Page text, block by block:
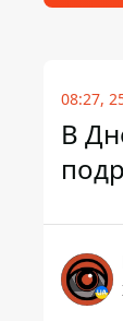
08:27,
В